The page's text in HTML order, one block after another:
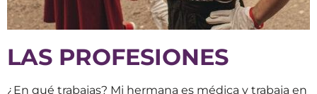
LAS PROFESIONES
¿En qué trabajas? Mi hermana es médica y trabaja en